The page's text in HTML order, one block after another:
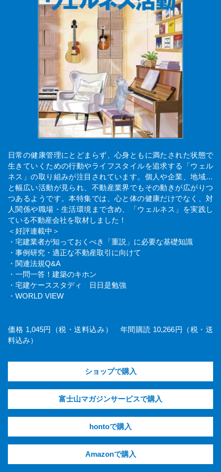
日常の健康管理にとどまらず、心身ともに満たされた状態で
生きていくための行動やライフスタイルを追求する「ウェル
ネス」の取り組みが注目されています。個人や企業、地域…
と幅広い活動が見られ、不動産業界でもその動きが広がりつ
つあるようです。本特集では、心と体の健康だけでなく、対
人関係や職場・生活環境まで含め、「ウェルネス」を実践し
ている不動産会社を取材しました！
＜好評連載中＞
・宅建業者が知っておくべき「重説」に必要な基礎知識
・事例研究・適正な不動産取引に向けて
・関連法規Q&A
・一問一答！建築のキホン
・宅建ケーススタディ 日日是勉強
・WORLD VIEW
価格 1,045円（税・送料込み） 年間購読 10,266円（税・送
料込み）
ショップで購入
富士山マガジンサービスで購入
hontoで購入
Amazonで購入